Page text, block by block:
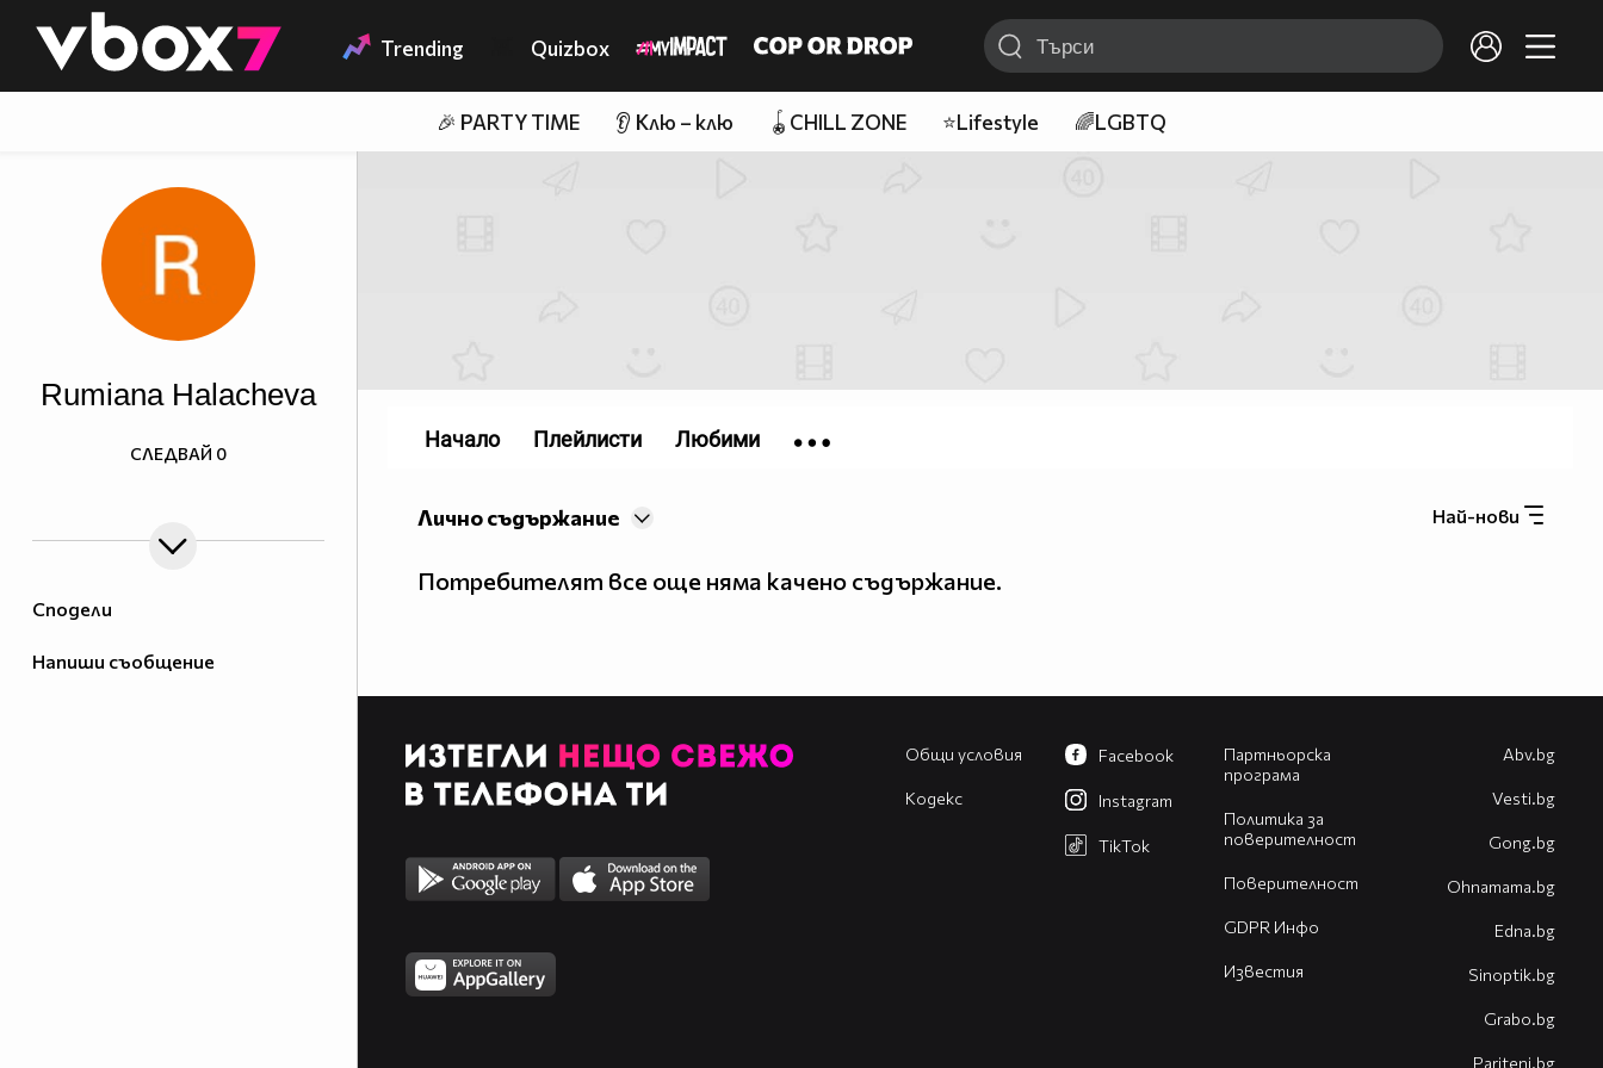
👾 Trending Quizbox
🎉 PARTY TIME 👂 Клю – клю 🪀CHILL ZONE ⭐Lifestyle 🌈LGBTQ
Сподели
Напиши съобщение
Rumiana Halacheva
СЛЕДВАЙ 0
Най-нови
Лично съдържание
Потребителят все още няма качено съдържание.
Начало Плейлисти Любими
Общи условия
Кодекс
Партньорска
програма
Политика за
поверителност
Поверителност
GDPR Инфо
Известия
Facebook
Instagram
TikTok
Abv.bg
Vesti.bg
Gong.bg
Оhnamama.bg
Edna.bg
Sinoptik.bg
Grabo.bg
Pariteni.bg